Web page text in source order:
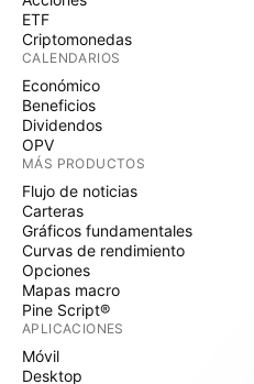
ETF
Criptomonedas
CALENDARIOS
Económico
Beneficios
Dividendos
OPV
MÁS PRODUCTOS
Flujo de noticias
Carteras
Gráficos fundamentales
Curvas de rendimiento
Opciones
Mapas macro
Pine Script®
APLICACIONES
Móvil
Desktop